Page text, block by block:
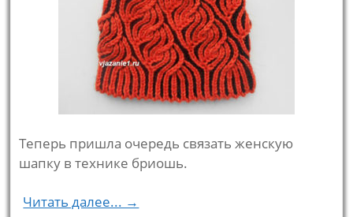
Теперь пришла очередь связать женскую
шапку в технике бриошь.
Читать далее... →